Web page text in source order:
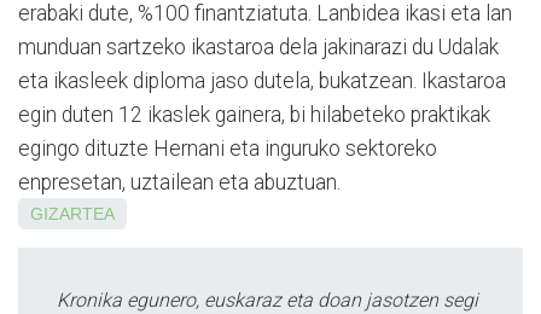
erabaki dute, %100 finantziatuta. Lanbidea ikasi eta lan
munduan sartzeko ikastaroa dela jakinarazi du Udalak
eta ikasleek diploma jaso dutela, bukatzean. Ikastaroa
egin duten 12 ikaslek gainera, bi hilabeteko praktikak
egingo dituzte Hernani eta inguruko sektoreko
enpresetan, uztailean eta abuztuan.
GIZARTEA
Kronika egunero, euskaraz eta doan jasotzen segi